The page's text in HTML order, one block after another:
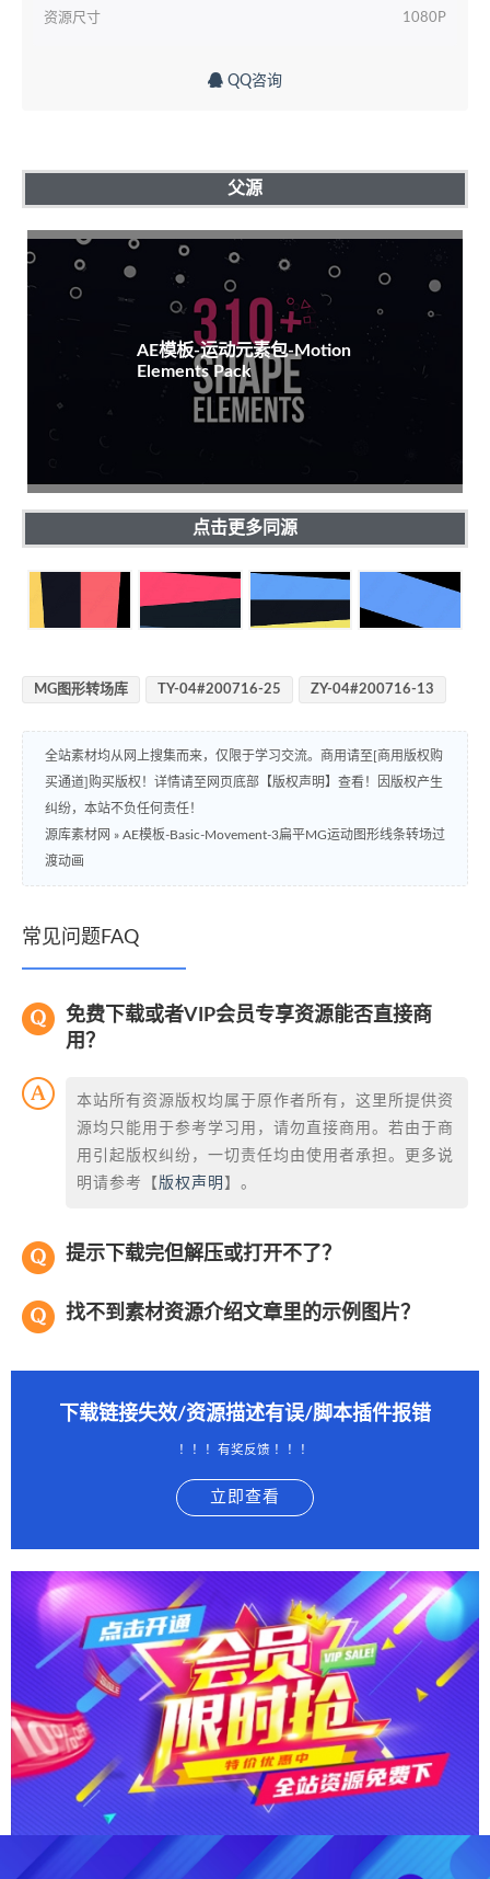
资源尺寸 1080P
QQ咨询
父源
AE模板-运动元素包-Motion
Elements Pack
点击更多同源
MG图形转场库 TY-04#200716-25 ZY-04#200716-13
全站素材均从网上搜集而来，仅限于学习交流。商用请至[商用版权购
买通道]购买版权！详情请至网页底部【版权声明】查看！因版权产生
纠纷，本站不负任何责任！
源库素材网 » AE模板-Basic-Movement-3扁平MG运动图形线条转场过
渡动画
常见问题FAQ
免费下载或者VIP会员专享资源能否直接商
用？
本站所有资源版权均属于原作者所有，这里所提供资
源均只能用于参考学习用，请勿直接商用。若由于商
用引起版权纠纷，一切责任均由使用者承担。更多说
明请参考【 版权声明 】。
提示下载完但解压或打开不了？
找不到素材资源介绍文章里的示例图片？
下载链接失效/资源描述有误/脚本插件报错
！！！有奖反馈 ！！！
立即查看